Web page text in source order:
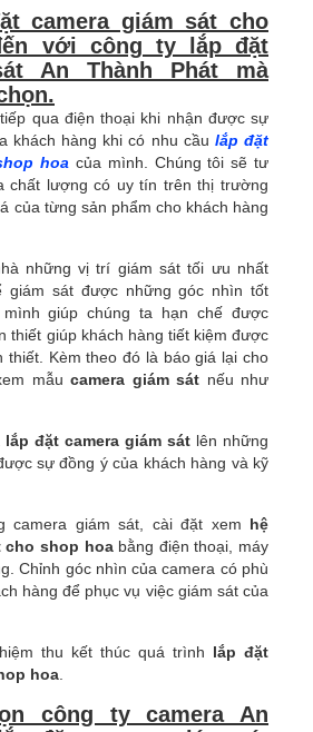
camera giám sát cho
với công ty lắp đặt
An Thành Phát mà
qua điện thoại khi nhận được sự
khách hàng khi có nhu cầu lắp đặt
hoa của mình. Chúng tôi sẽ tư
chất lượng có uy tín trên thị trường
của từng sản phẩm cho khách hàng
những vị trí giám sát tối ưu nhất
giám sát được những góc nhìn tốt
giúp chúng ta hạn chế được
thiết giúp khách hàng tiết kiệm được
thiết. Kèm theo đó là báo giá lại cho
mẫu camera giám sát nếu như
lắp đặt camera giám sát lên những
sự đồng ý của khách hàng và kỹ
camera giám sát, cài đặt xem hệ
cho shop hoabằng điện thoại, máy
Chỉnh góc nhìn của camera có phù
hàng để phục vụ việc giám sát của
thu kết thúc quá trình lắp đặt
hoa
công ty camera An